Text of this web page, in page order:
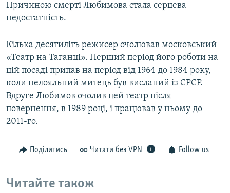
Причиною смерті Любимова стала серцева
недостатність.
Кілька десятиліть режисер очолював московський
«Театр на Таганці». Перший період його роботи на
цій посаді припав на період від 1964 до 1984 року,
коли нелояльний митець був висланий із СРСР.
Вдруге Любимов очолив цей театр після
повернення, в 1989 році, і працював у ньому до
2011-го.
Поділитись Читати без VPN Follow us
Читайте також